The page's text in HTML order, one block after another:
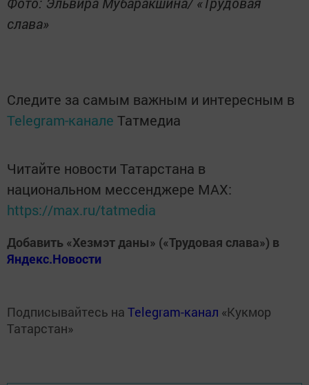
слава»
Следите за самым важным и интересным в
Telegram-канале Татмедиа
Читайте новости Татарстана в
национальном мессенджере MАХ:
https://max.ru/tatmedia
Добавить «Хезмэт даны» («Трудовая слава») в
Яндекс.Новости
Подписывайтесь на Telegram-канал «Кукмор
Татарстан»